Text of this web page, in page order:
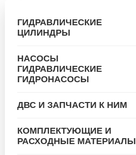
ГИДРАВЛИЧЕСКИЕ
ЦИЛИНДРЫ
НАСОСЫ
ГИДРАВЛИЧЕСКИЕ
ГИДРОНАСОСЫ
ДВС И ЗАПЧАСТИ К НИМ
КОМПЛЕКТУЮЩИЕ И
РАСХОДНЫЕ МАТЕРИАЛЫ